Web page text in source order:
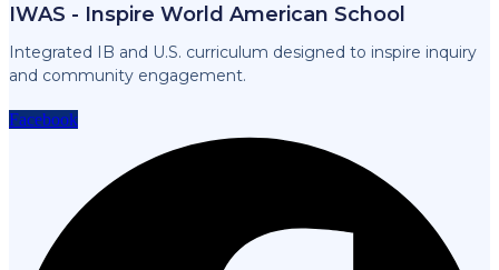
IWAS - Inspire World American School
Integrated IB and U.S. curriculum designed to inspire inquiry
and community engagement.
Facebook